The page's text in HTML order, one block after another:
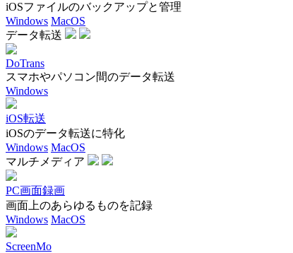
iOSファイルのバックアップと管理
Windows MacOS
データ転送
DoTrans
スマホやパソコン間のデータ転送
Windows
iOS転送
iOSのデータ転送に特化
Windows MacOS
マルチメディア
PC画面録画
画面上のあらゆるものを記録
Windows MacOS
ScreenMo